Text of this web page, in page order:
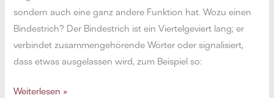
sondern auch eine ganz andere Funktion hat. Wozu einen
Bindestrich? Der Bindestrich ist ein Viertelgeviert lang; er
verbindet zusammengehörende Wörter oder signalisiert,
dass etwas ausgelassen wird, zum Beispiel so:
Gestatten:
Weiterlesen »